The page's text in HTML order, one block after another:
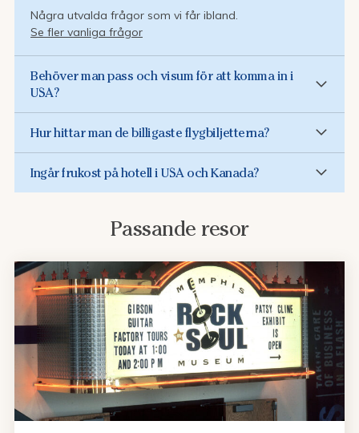
Några utvalda frågor som vi får ibland.
Se fler vanliga frågor
Behöver man pass och visum för att komma in i
USA?
Hur hittar man de billigaste flygbiljetterna?
Ingår frukost på hotell i USA och Kanada?
Passande resor